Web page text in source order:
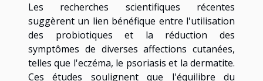
Les recherches scientifiques récentes
suggèrent un lien bénéfique entre l'utilisation
des probiotiques et la réduction des
symptômes de diverses affections cutanées,
telles que l'eczéma, le psoriasis et la dermatite.
Ces études soulignent que l'équilibre du